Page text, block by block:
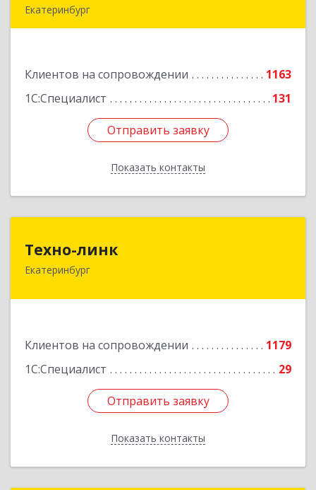
Екатеринбург
Клиентов на сопровождении
1163
1С:Специалист
131
Отправить заявку
Показать контакты
Подробнее
Отправить заявку
Назад
Техно-линк
Екатеринбург
Клиентов на сопровождении
1179
1С:Специалист
29
Отправить заявку
Показать контакты
620000, Свердловская обл, Екатеринбург г,
Отправить заявку
Назад